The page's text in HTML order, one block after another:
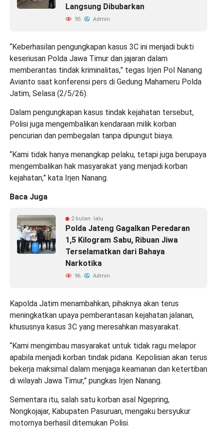
Langsung Dibubarkan
95 Admin
“Keberhasilan pengungkapan kasus 3C ini menjadi bukti
keseriusan Polda Jawa Timur dan jajaran dalam
memberantas tindak kriminalitas,” tegas Irjen Pol Nanang
Avianto saat konferensi pers di Gedung Mahameru Polda
Jatim, Selasa (2/5/26).
Dalam pengungkapan kasus tindak kejahatan tersebut,
Polisi juga mengembalikan kendaraan milik korban
pencurian dan pembegalan tanpa dipungut biaya.
“Kami tidak hanya menangkap pelaku, tetapi juga berupaya
mengembalikan hak masyarakat yang menjadi korban
kejahatan,” kata Irjen Nanang.
Baca Juga
2 bulan lalu
Polda Jateng Gagalkan Peredaran
1,5 Kilogram Sabu, Ribuan Jiwa
Terselamatkan dari Bahaya
Narkotika
96 Admin
Kapolda Jatim menambahkan, pihaknya akan terus
meningkatkan upaya pemberantasan kejahatan jalanan,
khususnya kasus 3C yang meresahkan masyarakat.
“Kami mengimbau masyarakat untuk tidak ragu melapor
apabila menjadi korban tindak pidana. Kepolisian akan terus
bekerja maksimal dalam menjaga keamanan dan ketertiban
di wilayah Jawa Timur,” pungkas Irjen Nanang.
Sementara itu, salah satu korban asal Ngepring,
Nongkojajar, Kabupaten Pasuruan, mengaku bersyukur
motornya berhasil ditemukan Polisi.